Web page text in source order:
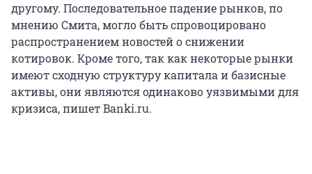
другому. Последовательное падение рынков, по
мнению Смита, могло быть спровоцировано
распространением новостей о снижении
котировок. Кроме того, так как некоторые рынки
имеют сходную структуру капитала и базисные
активы, они являются одинаково уязвимыми для
кризиса, пишет Banki.ru.